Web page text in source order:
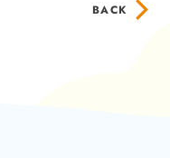
BACK